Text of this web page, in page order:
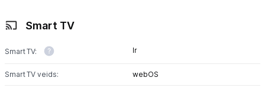
Smart TV
Smart TV: Ir
Smart TV veids: webOS